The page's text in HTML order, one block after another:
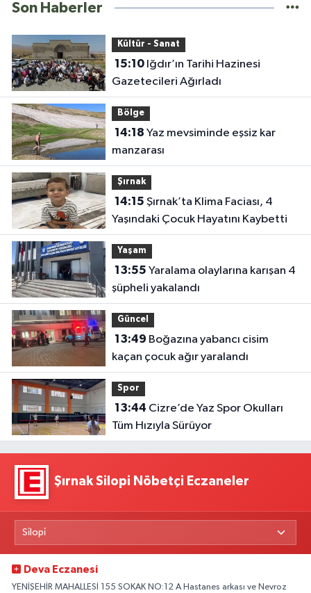
Son Haberler
Kültür - Sanat
15:10Iğdır’ın Tarihi Hazinesi
Gazetecileri Ağırladı
Bölge
14:18
manzarası
Şırnak
14:15
Yaşındaki Çocuk Hayatını Kaybetti
Yaşam
13:55
şüpheli yakalandı
Güncel
13:49
kaçan çocuk ağır yaralandı
Spor
13:44
Tüm Hızıyla Sürüyor
Şırnak Silopi Nöbetçi Eczaneler
Deva Eczanesi
YENİŞEHİR MAHALLESİ 155 SOKAK NO:12 A Hastanes arkası ve Nevroz